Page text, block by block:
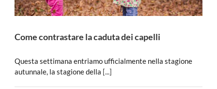
Come contrastare la caduta dei capelli
Questa settimana entriamo ufficialmente nella stagione
autunnale, la stagione della [...]